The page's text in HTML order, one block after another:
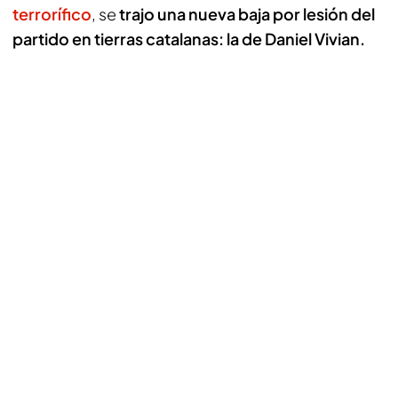
terrorífico, setrajo una nueva baja por lesión del
partido en tierras catalanas: la de Daniel Vivian.